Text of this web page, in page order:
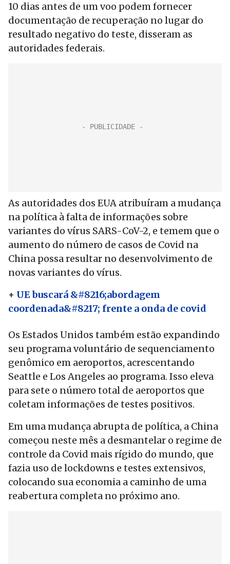
10 dias antes de um voo podem fornecer
documentação de recuperação no lugar do
resultado negativo do teste, disseram as
autoridades federais.
As autoridades dos EUA atribuíram a mudança
na política à falta de informações sobre
variantes do vírus SARS-CoV-2, e temem que o
aumento do número de casos de Covid na
China possa resultar no desenvolvimento de
novas variantes do vírus.
+ UE buscará &#8216;abordagem
coordenada&#8217; frente a onda de covid
Os Estados Unidos também estão expandindo
seu programa voluntário de sequenciamento
genômico em aeroportos, acrescentando
Seattle e Los Angeles ao programa. Isso eleva
para sete o número total de aeroportos que
coletam informações de testes positivos.
Em uma mudança abrupta de política, a China
começou neste mês a desmantelar o regime de
controle da Covid mais rígido do mundo, que
fazia uso de lockdowns e testes extensivos,
colocando sua economia a caminho de uma
reabertura completa no próximo ano.